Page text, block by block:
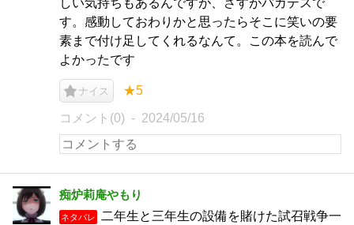
しい気持ちもあるんですが、さすがバカテスで
す。感動しておわりかと思ったらそこに笑いの要
素まで付け足してくれるなんて。この本を読んで
よかったです
ナイス ★5
コメント(0) 2024/05/16
痴炉莉庵やもり
ネタバレ
二年生と三年生の設備を賭けた試召戦争一